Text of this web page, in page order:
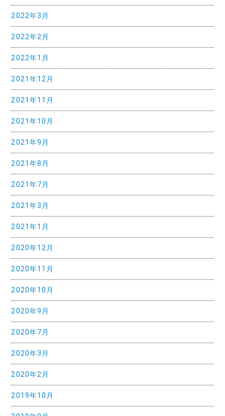
2022年3月
2022年2月
2022年1月
2021年12月
2021年11月
2021年10月
2021年9月
2021年8月
2021年7月
2021年3月
2021年1月
2020年12月
2020年11月
2020年10月
2020年9月
2020年7月
2020年3月
2020年2月
2019年10月